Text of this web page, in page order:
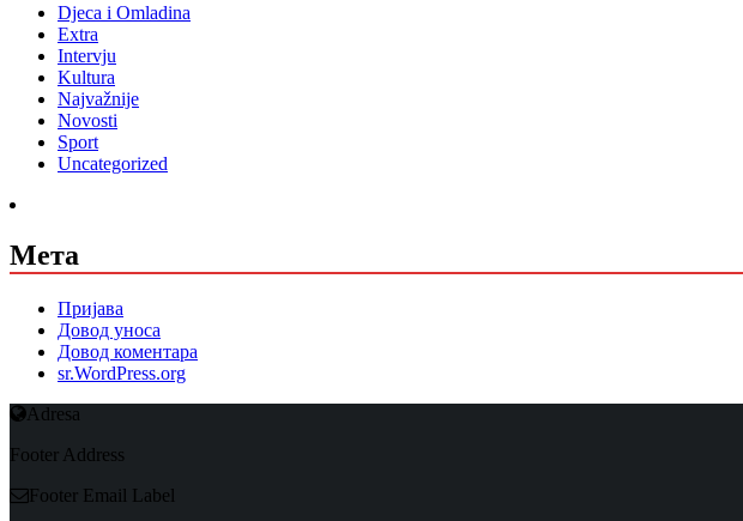
Djeca i Omladina
Extra
Intervju
Kultura
Najvažnije
Novosti
Sport
Uncategorized
Мета
Пријава
Довод уноса
Довод коментара
sr.WordPress.org
Adresa
Footer Address
Footer Email Label